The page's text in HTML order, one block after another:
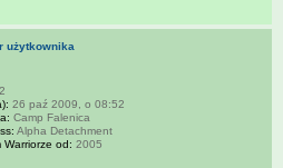
26 paź 2009, o 08:52
Camp Falenica
Alpha Detachment
Warriorze od: 2005